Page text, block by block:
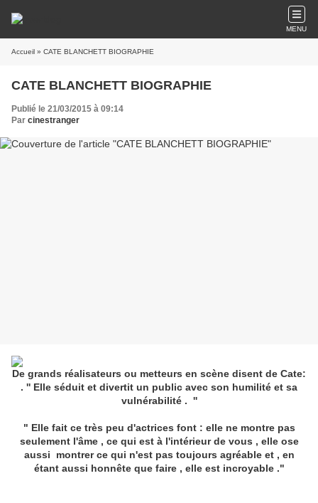
MENU
Accueil » CATE BLANCHETT BIOGRAPHIE
CATE BLANCHETT BIOGRAPHIE
Publié le 21/03/2015 à 09:14
Par cinestranger
De grands réalisateurs ou metteurs en scène disent de Cate:
. '' Elle séduit et divertit un public avec son humilité et sa
vulnérabilité . ''
" Elle fait ce très peu d'actrices font : elle ne montre pas
seulement l'âme , ce qui est à l'intérieur de vous , elle ose
aussi montrer ce qui n'est pas toujours agréable et , en
étant aussi honnête que faire , elle est incroyable ."